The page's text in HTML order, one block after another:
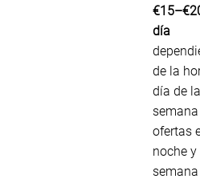
día
de la
día de la
ofertas
noche